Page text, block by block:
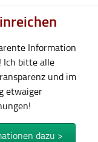
Information
Ich bitte alle
und im
etwaiger
dazu >